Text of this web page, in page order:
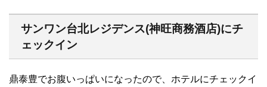
サンワン台北レジデンス(神旺商務酒店)にチ
ェックイン
鼎泰豊でお腹いっぱいになったので、ホテルにチェックイ